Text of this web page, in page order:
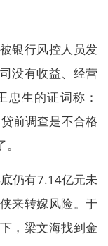
银行风控人员发
没有收益、经营
忠生的证词称：
前调查是不合格
仍有7.14亿元未
来转嫁风险。于
，梁文海找到金